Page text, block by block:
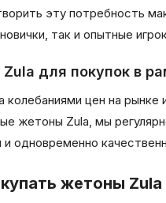
эту потребность
так и опытные
для покупок в
колебаниями цен на
жетоны Zula, мы
одновременно
жетоны